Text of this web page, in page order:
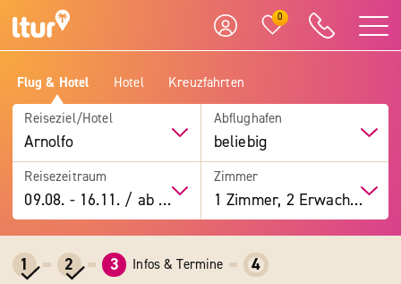
0
Flug & Hotel Hotel Kreuzfahrten
Reiseziel/Hotel
Arnolfo
Abflughafen
beliebig
Reisezeitraum
09.08. -16.11. / ab 7 Tage
Zimmer
1 Zimmer, 2 Erwachsene
1 2 3 Infos & Termine 4